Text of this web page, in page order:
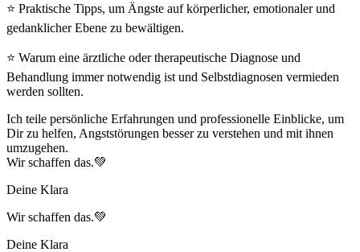
⭐ Praktische Tipps, um Ängste auf körperlicher, emotionaler und
gedanklicher Ebene zu bewältigen.
⭐ Warum eine ärztliche oder therapeutische Diagnose und
Behandlung immer notwendig ist und Selbstdiagnosen vermieden
werden sollten.
Ich teile persönliche Erfahrungen und professionelle Einblicke, um
Dir zu helfen, Angststörungen besser zu verstehen und mit ihnen
umzugehen.
Wir schaffen das.💚
Deine Klara
Wir schaffen das.💚
Deine Klara